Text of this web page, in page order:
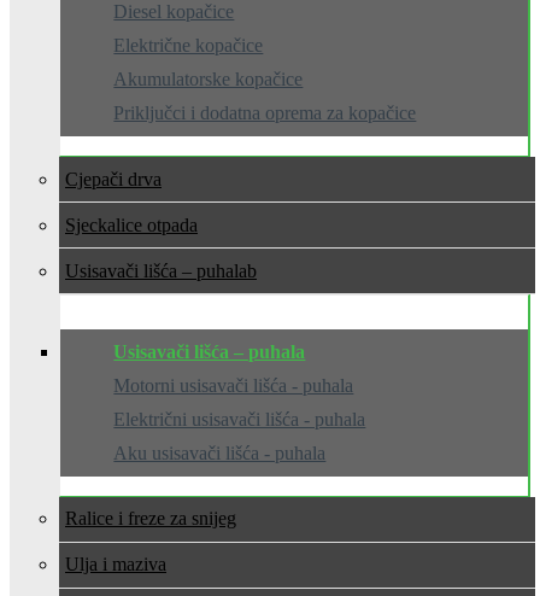
Diesel kopačice
Električne kopačice
Akumulatorske kopačice
Priključci i dodatna oprema za kopačice
Cjepači drva
Sjeckalice otpada
Usisavači lišća – puhala
Usisavači lišća – puhala
Motorni usisavači lišća - puhala
Električni usisavači lišća - puhala
Aku usisavači lišća - puhala
Ralice i freze za snijeg
Ulja i maziva